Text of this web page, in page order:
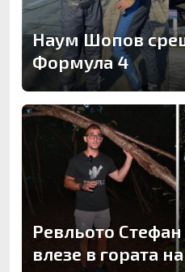
Наум Шопов
Формула 4
Ревльото
влезе в гората